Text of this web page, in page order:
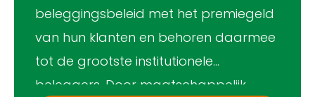
beleggingsbeleid met het premiegeld
van hun klanten en behoren daarmee
tot de grootste institutionele
beleggers. Door maatschappelijk